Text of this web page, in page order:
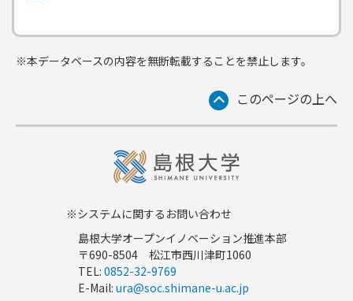
※本データベースの内容を無断転載することを禁止します。
このページの上へ
※システムに関するお問い合わせ
島根大学オープンイノベーション推進本部
〒690-8504 松江市西川津町1060
TEL: 0852-32-9769
E-Mail: ura@soc.shimane-u.ac.jp